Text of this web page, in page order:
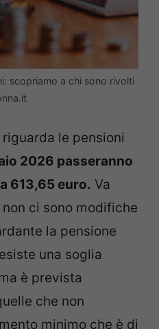
scopriamo a chi sono rivolti
le pensioni
2026 passeranno
613,65 euro. Va
ci sono modifiche
la pensione
una soglia
è prevista
che non
minimo che è di